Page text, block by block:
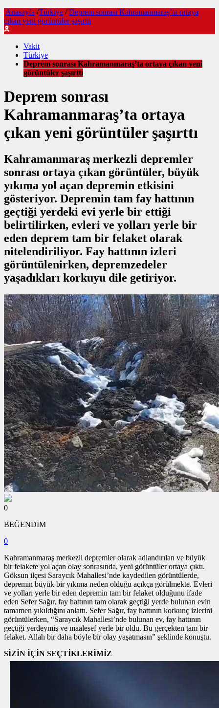
Anasayfa /Türkiye / Deprem sonrası Kahramanmaraş’ta ortaya
çıkan yeni görüntüler şaşırttı
Vakit
Türkiye
Deprem sonrası Kahramanmaraş’ta ortaya çıkan yeni
görüntüler şaşırttı
Deprem sonrası
Kahramanmaraş’ta ortaya
çıkan yeni görüntüler şaşırttı
Kahramanmaraş merkezli depremler
sonrası ortaya çıkan görüntüler, büyük
yıkıma yol açan depremin etkisini
gösteriyor. Depremin tam fay hattının
geçtiği yerdeki evi yerle bir ettiği
belirtilirken, evleri ve yolları yerle bir
eden deprem tam bir felaket olarak
nitelendiriliyor. Fay hattının izleri
görüntülenirken, depremzedeler
yaşadıkları korkuyu dile getiriyor.
0
BEĞENDİM
0
Kahramanmaraş merkezli depremler olarak adlandırılan ve büyük
bir felakete yol açan olay sonrasında, yeni görüntüler ortaya çıktı.
Göksun ilçesi Saraycık Mahallesi’nde kaydedilen görüntülerde,
depremin büyük bir yıkıma neden olduğu açıkça görülmekte. Evleri
ve yolları yerle bir eden depremin tam bir felaket olduğunu ifade
eden Sefer Sağır, fay hattının tam olarak geçtiği yerde bulunan evin
tamamen yıkıldığını anlattı. Sefer Sağır, fay hattının korkunç izlerini
görüntülerken, “Saraycık Mahallesi’nde bulunan ev, fay hattının
geçtiği yerdeymiş ve maalesef yerle bir oldu. Bu gerçekten tam bir
felaket. Allah bir daha böyle bir olay yaşatmasın” şeklinde konuştu.
SİZİN İÇİN SEÇTİKLERİMİZ